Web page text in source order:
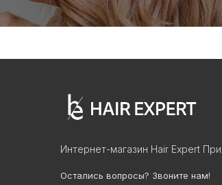
Интернет-магазин Hair Expert
Остались вопросы? Звоните нам!